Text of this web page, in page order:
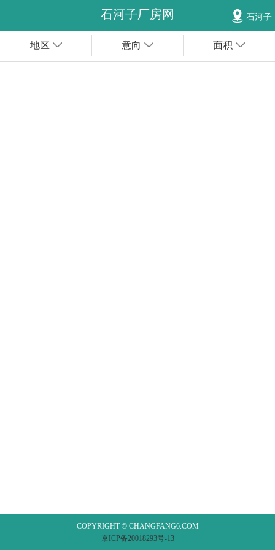
石河子厂房网 石河子
地区 意向 面积
COPYRIGHT © CHANGFANG6.COM
京ICP备20018293号-13